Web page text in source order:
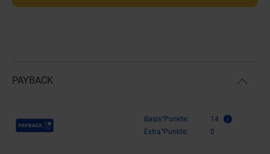
PAYBACK
Payback Punkte Basis°Punkte:
14
Extra°Punkte:
0